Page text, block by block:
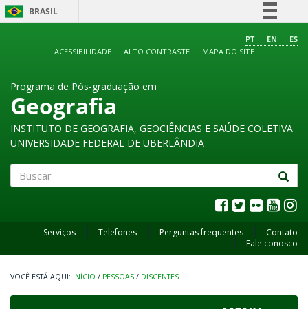
BRASIL
Comunica BR
PT EN
ES
ACESSIBILIDADE
ALTO CONTRASTE MAPA DO SITE
Programa de Pós-graduação em
Geografia
INSTITUTO DE GEOGRAFIA, GEOCIÊNCIAS E SAÚDE COLETIVA
UNIVERSIDADE FEDERAL DE UBERLÂNDIA
Serviços Telefones Perguntas frequentes
Contato
Fale conosco
INÍCIO / PESSOAS / DISCENTES